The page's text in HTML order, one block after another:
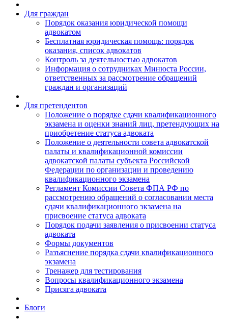
Для граждан
Порядок оказания юридической помощи
адвокатом
Бесплатная юридическая помощь: порядок
оказания, список адвокатов
Контроль за деятельностью адвокатов
Информация о сотрудниках Минюста России,
ответственных за рассмотрение обращений
граждан и организаций
Для претендентов
Положение о порядке сдачи квалификационного
экзамена и оценки знаний лиц, претендующих на
приобретение статуса адвоката
Положение о деятельности совета адвокатской
палаты и квалификационной комиссии
адвокатской палаты субъекта Российской
Федерации по организации и проведению
квалификационного экзамена
Регламент Комиссии Совета ФПА РФ по
рассмотрению обращений о согласовании места
сдачи квалификационного экзамена на
присвоение статуса адвоката
Порядок подачи заявления о присвоении статуса
адвоката
Формы документов
Разъяснение порядка сдачи квалификационного
экзамена
Тренажер для тестирования
Вопросы квалификационного экзамена
Присяга адвоката
Блоги